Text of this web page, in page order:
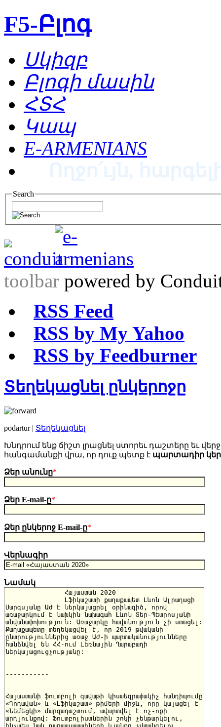
F5-Բլոգ
Սկիզբ
Բլոգի մասին
ՀՏՀ
Կապ
E-ARMENIANS
Search
toolbar powered by
RSS Feed
RSS by My Yahoo
RSS by Feedburner
Տեղեկացնել ընկերոջը
podartur | Տեղեկացնել
Խնդրում ենք ճիշտ լրացնել ստորեւ դաշտերը եւ
հանգամանքի վրա, որ դուք պետք է պարտադիր
Ձեր անունը*
Ձեր E-mail-ը*
Ձեր ընկերոջ E-mail-ը*
Վերնագիր
Նամակ